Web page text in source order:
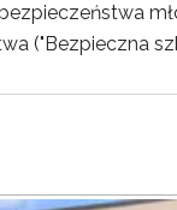
("Bezpieczna